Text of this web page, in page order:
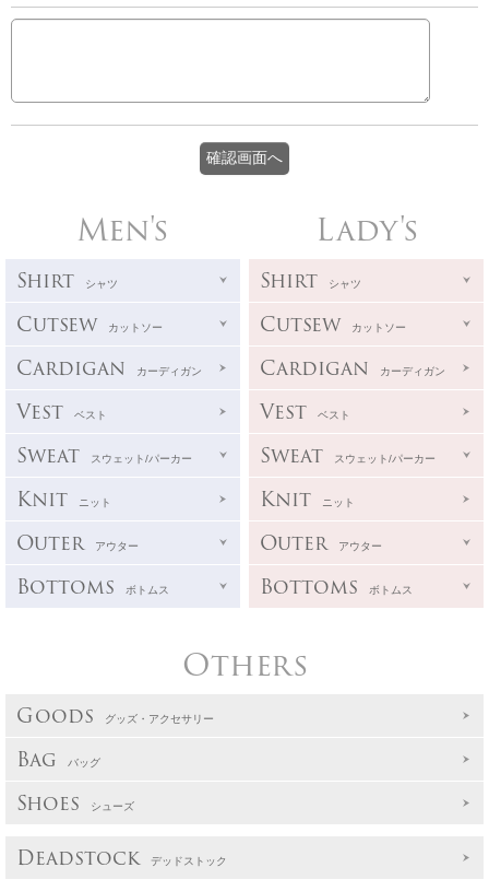
Men's
Shirt シャツ
Cutsew カットソー
Cardigan カーディガン
Vest ベスト
Sweat スウェット/パーカー
Knit ニット
Outer アウター
Bottoms ボトムス
Lady's
Shirt シャツ
Cutsew カットソー
Cardigan カーディガン
Vest ベスト
Sweat スウェット/パーカー
Knit ニット
Outer アウター
Bottoms ボトムス
Others
Goods グッズ・アクセサリー
Bag バッグ
Shoes シューズ
Deadstock デッドストック